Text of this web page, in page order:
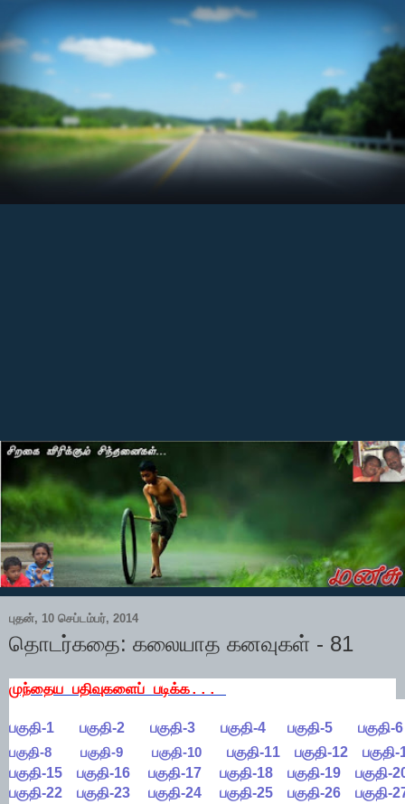
புதன், 10 செப்டம்பர், 2014
தொடர்கதை: கலையாத கனவுகள் - 81
முந்தைய பதிவுகளைப் படிக்க...
பகுதி-1 பகுதி-2 பகுதி-3 பகுதி-4 பகுதி-5
பகுதி-6
பகுதி-8
பகுதி-9 பகுதி-10 பகுதி-11 பகுதி-12
பகுதி-
பகுதி-15
பகுதி-16 பகுதி-17 பகுதி-18 பகுதி-19
பகுதி-
பகுதி-22
பகுதி-23 பகுதி-24 பகுதி-25 பகுதி-26
பகுதி-